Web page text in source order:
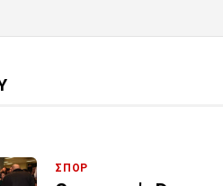
ΣΠΟΡ